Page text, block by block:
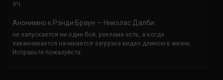
УЧ
Анонимно к Рэнди Браун — Николас Далби
не запускается ни один бой, реклама есть, а когда
заканчивается начинается загрузка видео длиною в жизнь.
Исправьте пожалуйста